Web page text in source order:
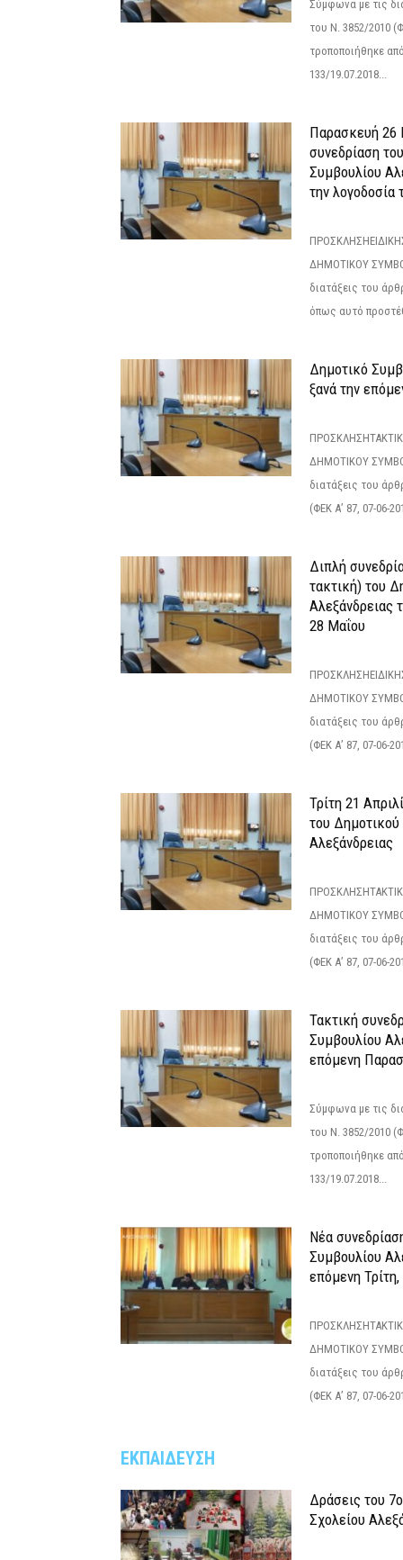
Σύμφωνα με τις
του Ν. 3852/2010
τροποποιήθηκε
133/19.07.2018...
Παρασκευή 26
συνεδρίαση
Συμβουλίου
την λογοδοσία
ΔΗΜΟΤΙΚΟΥ
διατάξεις του
όπως αυτό
Δημοτικό
ξανά την
ΔΗΜΟΤΙΚΟΥ
διατάξεις του
(ΦΕΚ Α’ 87, 07-06-
Διπλή
τακτική) του
Αλεξάνδρειας
28 Μαΐου
ΔΗΜΟΤΙΚΟΥ
διατάξεις του
(ΦΕΚ Α’ 87, 07-06-
Τρίτη 21
του
Αλεξάνδρειας
ΔΗΜΟΤΙΚΟΥ
διατάξεις του
(ΦΕΚ Α’ 87, 07-06-
Τακτική
Συμβουλίου
επόμενη
Σύμφωνα με τις
του Ν. 3852/2010
τροποποιήθηκε
133/19.07.2018...
Νέα
Συμβουλίου
επόμενη
ΔΗΜΟΤΙΚΟΥ
διατάξεις του
(ΦΕΚ Α’ 87, 07-06-
ΕΚΠΑΙΔΕΥΣΗ
Δράσεις του
Σχολείου